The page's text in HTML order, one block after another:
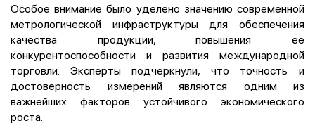
Особое внимание было уделено значению современной
метрологической инфраструктуры для обеспечения
качества продукции, повышения ее
конкурентоспособности и развития международной
торговли. Эксперты подчеркнули, что точность и
достоверность измерений являются одним из
важнейших факторов устойчивого экономического
роста.